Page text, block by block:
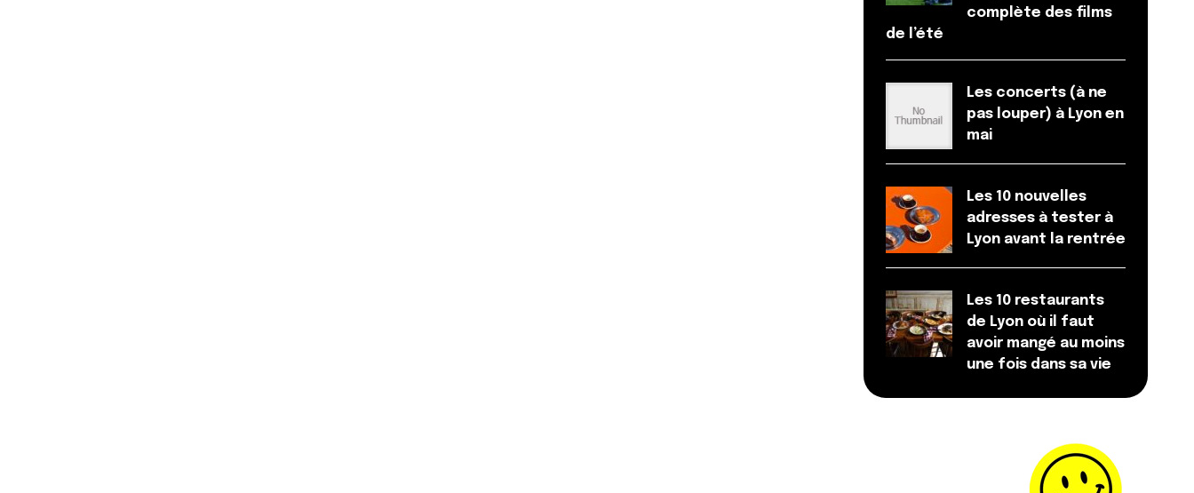
complète des films
de l’été
Les concerts (à ne
pas louper) à Lyon en
mai
Les 10 nouvelles
adresses à tester à
Lyon avant la rentrée
Les 10 restaurants
de Lyon où il faut
avoir mangé au moins
une fois dans sa vie